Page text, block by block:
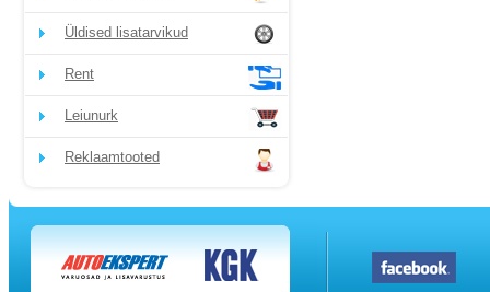
Üldised lisatarvikud
Rent
Leiunurk
Reklaamtooted